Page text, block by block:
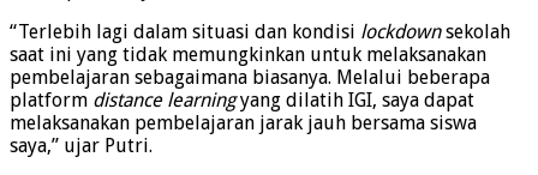
“Terlebih lagi dalam situasi dan kondisi lockdownsekolah
saat ini yang tidak memungkinkan untuk melaksanakan
pembelajaran sebagaimana biasanya. Melalui beberapa
platform distance learningyang dilatih IGI, saya dapat
melaksanakan pembelajaran jarak jauh bersama siswa
saya,” ujar Putri.